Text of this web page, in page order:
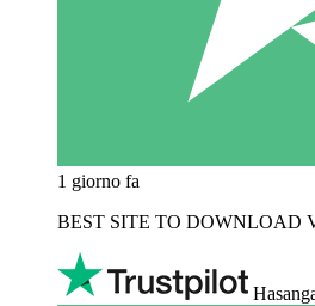
1 giorno fa
BEST SITE TO DOWNLOAD